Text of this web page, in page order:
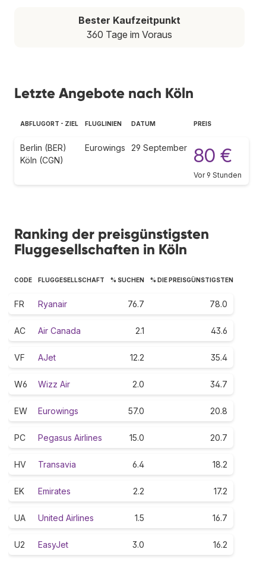
Bester Kaufzeitpunkt
360 Tage im Voraus
Letzte Angebote nach Köln
ABFLUGORT - ZIEL FLUGLINIEN DATUM PREIS
Berlin (BER)
Köln (CGN)
Eurowings 29 September 80 €
Vor 9 Stunden
Ranking der preisgünstigsten
Fluggesellschaften in Köln
CODE FLUGGESELLSCHAFT % SUCHEN % DIE PREISGÜNSTIGSTEN
FR Ryanair 76.7 78.0
AC Air Canada 2.1 43.6
VF AJet 12.2 35.4
W6 Wizz Air 2.0 34.7
EW Eurowings 57.0 20.8
PC Pegasus Airlines 15.0 20.7
HV Transavia 6.4 18.2
EK Emirates 2.2 17.2
UA United Airlines 1.5 16.7
U2 EasyJet 3.0 16.2